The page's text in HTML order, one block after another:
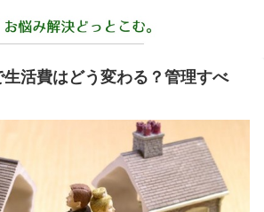
生活費はどう変わる？管理すべ